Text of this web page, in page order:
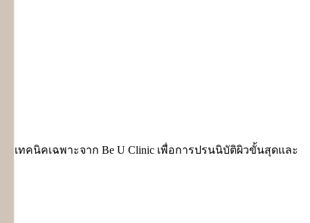
ทคนิคเฉพาะจาก Be U Clinic เพื่อการปรนนิบัติผิวขั้นสุดและ